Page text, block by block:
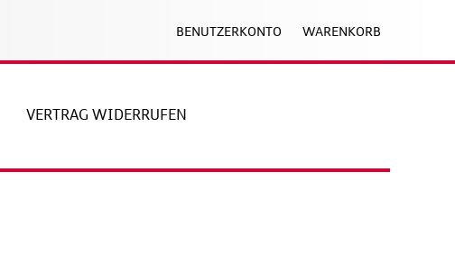
BENUTZERKONTO WARENKORB
VERTRAG WIDERRUFEN